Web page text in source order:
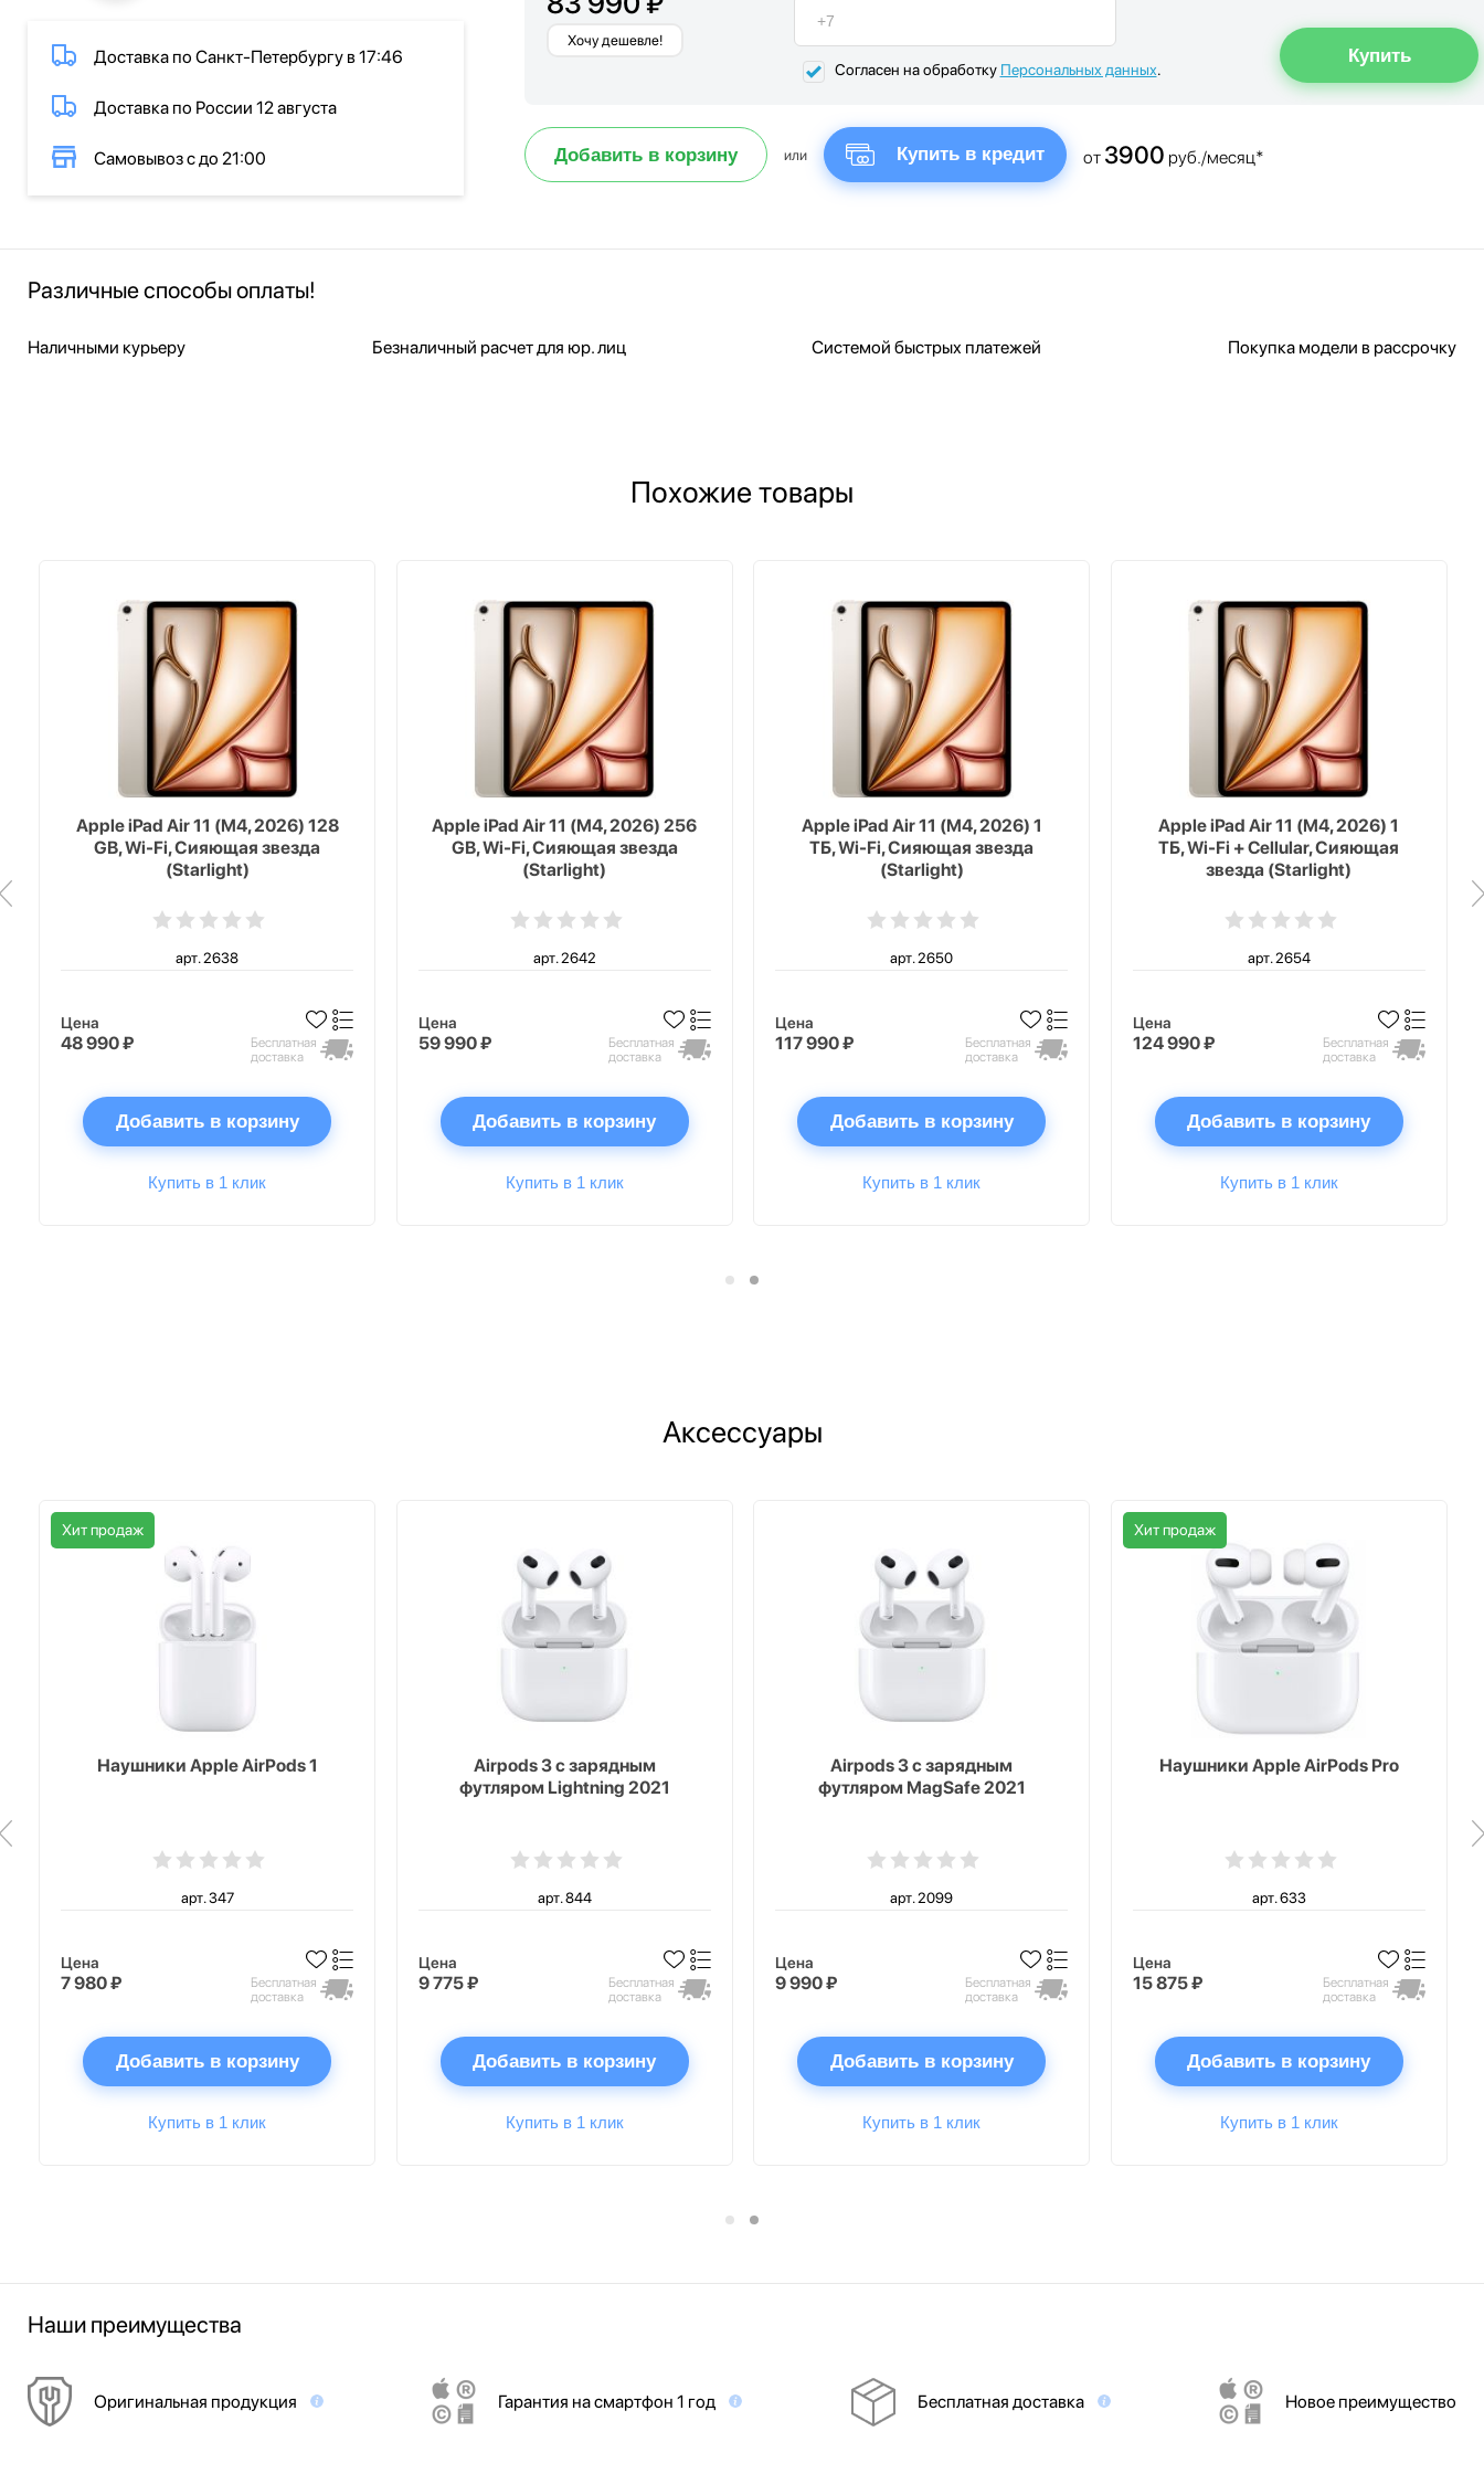
Доставка по Санкт-Петербургу в 17:46
Доставка по России 12 августа
Самовывоз с до 21:00
Хочу дешевле!
Согласен на обработку Персональных данных.
Добавить в корзину или Купить в кредит от 3900 руб./месяц*
Различные способы оплаты!
Наличными курьеру Безналичный расчет для юр. лиц Системой быстрых платежей Покупка модели в рассрочку
Похожие товары
Apple iPad Air 11 (M4, 2026) 128
GB, Wi-Fi, Сияющая звезда
(Starlight)
арт. 2638
Цена
48 990 ₽
Бесплатная
доставка
Добавить в корзину
Купить в 1 клик
Apple iPad Air 11 (M4, 2026) 256
GB, Wi-Fi, Сияющая звезда
(Starlight)
арт. 2642
Цена
59 990 ₽
Бесплатная
доставка
Добавить в корзину
Купить в 1 клик
Apple iPad Air 11 (M4, 2026) 1
ТБ, Wi-Fi, Сияющая звезда
(Starlight)
арт. 2650
Цена
117 990 ₽
Бесплатная
доставка
Добавить в корзину
Купить в 1 клик
Apple iPad Air 11 (M4, 2026) 1
ТБ, Wi-Fi + Cellular, Сияющая
звезда (Starlight)
арт. 2654
Цена
124 990 ₽
Бесплатная
доставка
Добавить в корзину
Купить в 1 клик
Аксессуары
Хит продаж
Наушники Apple AirPods 1
арт. 347
Цена
7 980 ₽
Бесплатная
доставка
Добавить в корзину
Купить в 1 клик
Airpods 3 с зарядным
футляром Lightning 2021
арт. 844
Цена
9 775 ₽
Бесплатная
доставка
Добавить в корзину
Купить в 1 клик
Airpods 3 с зарядным
футляром MagSafe 2021
арт. 2099
Цена
9 990 ₽
Бесплатная
доставка
Добавить в корзину
Купить в 1 клик
Хит продаж
Наушники Apple AirPods Pro
арт. 633
Цена
15 875 ₽
Бесплатная
доставка
Добавить в корзину
Купить в 1 клик
Наши преимущества
Оригинальная продукция Гарантия на смартфон 1 год Бесплатная доставка Новое преимущество